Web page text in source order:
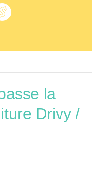
la
Drivy /